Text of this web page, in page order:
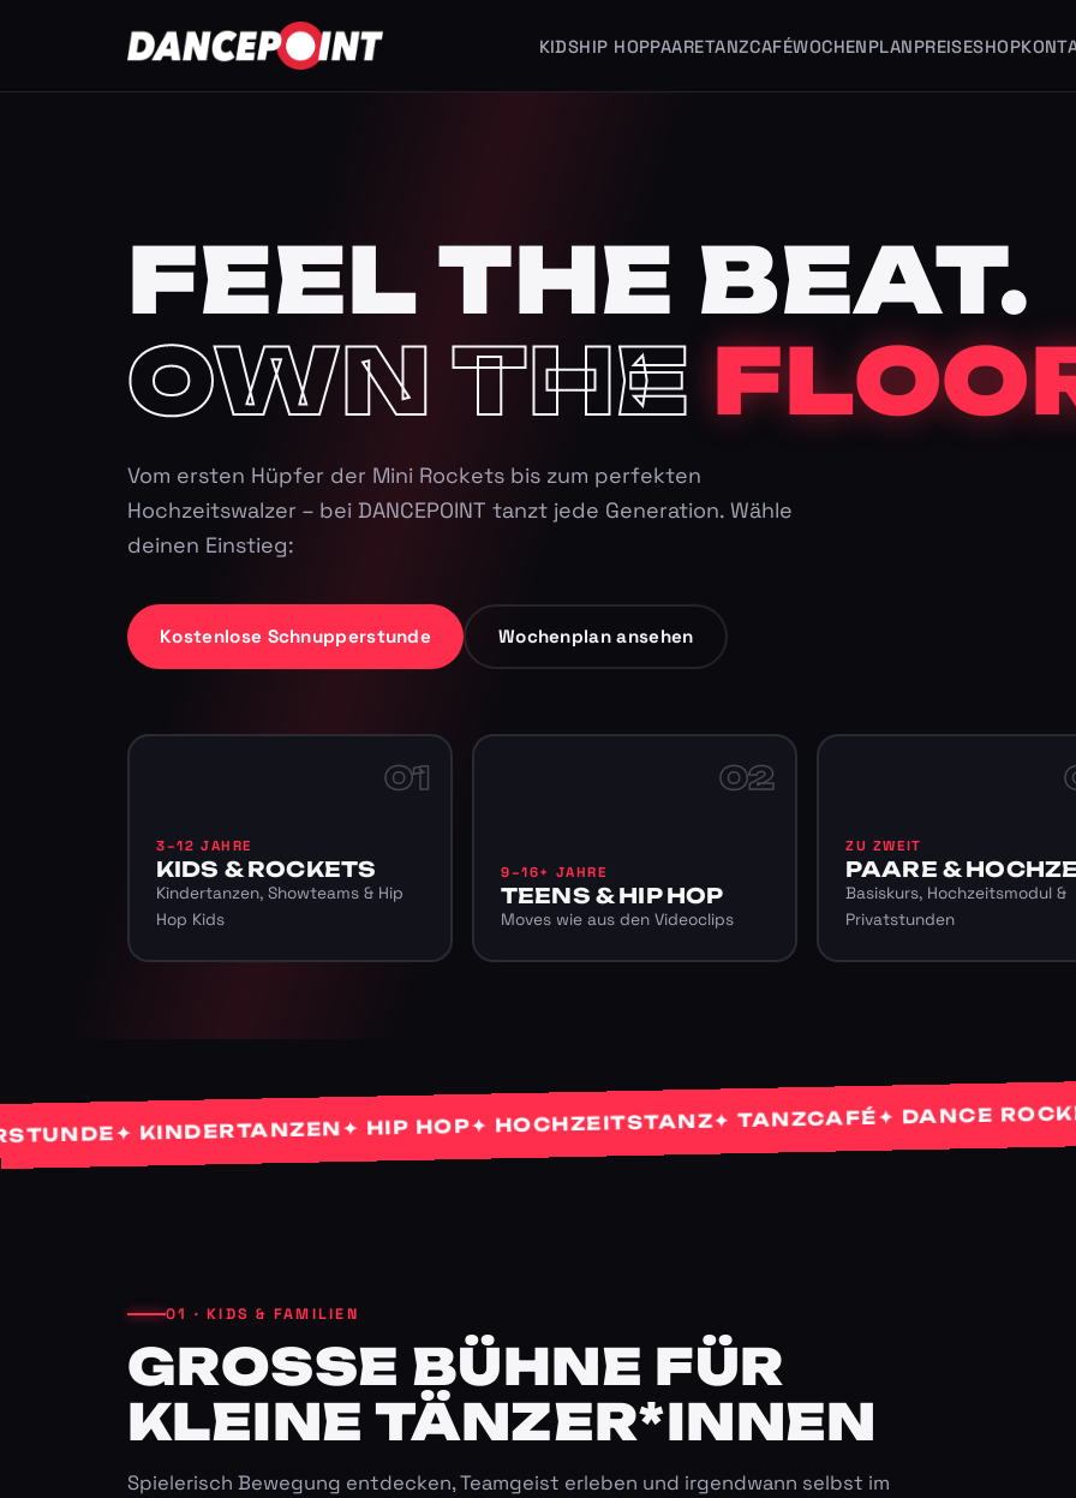
KIDSHIP HOPPAARETANZCAFÉWOCHENPLANPREISESHOP
FEEL THE BEAT.
OWN THE
Vom ersten Hüpfer der Mini Rockets bis zum perfekten
Hochzeitswalzer – bei DANCEPOINT tanzt jede Generation. Wähle
deinen Einstieg:
Kostenlose Schnupperstunde Wochenplan ansehen
01
3–12 JAHRE
KIDS & ROCKETS
Kindertanzen, Showteams & Hip
Hop Kids
02
9–16+ JAHRE
TEENS & HIP HOP
Moves wie aus den Videoclips
ZU ZWEIT
PAARE &
Basiskurs, Hochzeitsmodul &
Privatstunden
✦ KINDERTANZEN✦ HIP HOP✦ HOCHZEITSTANZ✦ TANZCAFÉ✦ DANCE ROCKETS✦
01 · KIDS & FAMILIEN
GROSSE BÜHNE FÜR K
LEINE TÄNZER*INNEN
Spielerisch Bewegung entdecken, Teamgeist erleben und irgendwann selbst im